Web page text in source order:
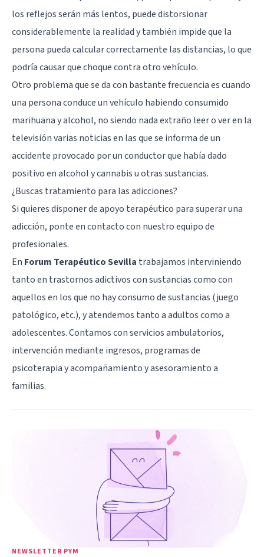
los reflejos serán más lentos, puede distorsionar
considerablemente la realidad y también impide que la
persona pueda calcular correctamente las distancias, lo que
podría causar que choque contra otro vehículo.
Otro problema que se da con bastante frecuencia es cuando
una persona conduce un vehículo habiendo consumido
marihuana y alcohol, no siendo nada extraño leer o ver en la
televisión varias noticias en las que se informa de un
accidente provocado por un conductor que había dado
positivo en alcohol y cannabis u otras sustancias.
¿Buscas tratamiento para las adicciones?
Si quieres disponer de apoyo terapéutico para superar una
adicción, ponte en contacto con nuestro equipo de
profesionales.
En Forum Terapéutico Sevilla trabajamos interviniendo
tanto en trastornos adictivos con sustancias como con
aquellos en los que no hay consumo de sustancias (juego
patológico, etc.), y atendemos tanto a adultos como a
adolescentes. Contamos con servicios ambulatorios,
intervención mediante ingresos, programas de
psicoterapia y acompañamiento y asesoramiento a
familias.
NEWSLETTER PYM